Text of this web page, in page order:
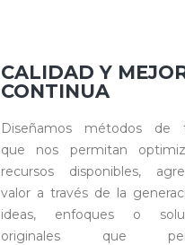
CALIDAD Y
CONTINUA
Diseñamos métodos de
que nos permitan
recursos disponibles,
valor a través de la
ideas, enfoques o
originales que